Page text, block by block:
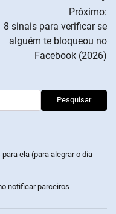
Próximo:
8 sinais para verificar se
alguém te bloqueou no
Facebook (2026)
Pesquisar
ela (para alegrar o dia
notificar parceiros